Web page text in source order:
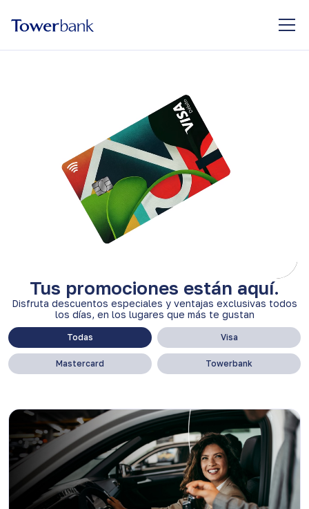
Tus promociones están aquí.
Disfruta descuentos especiales y ventajas exclusivas todos
los días, en los lugares que más te gustan
Todas Visa
Mastercard Towerbank